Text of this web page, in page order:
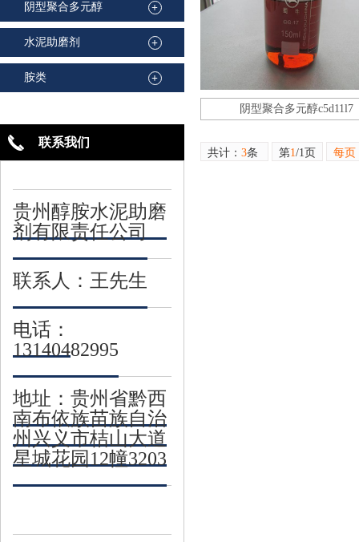
阴型聚合多元醇 +
水泥助磨剂 +
胺类 +
联系我们
贵州醇胺水泥助磨
剂有限责任公司
联系人：王先生
电话：
13140482995
地址：贵州省黔西
南布依族苗族自治
州兴义市桔山大道
星城花园12幢3203
阴型聚合多元醇c5d11l7
共计： 3条 第1/1页 每页